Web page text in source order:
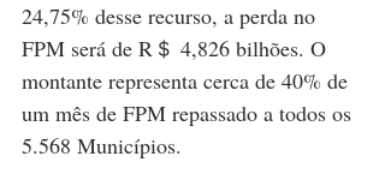
24,75% desse recurso, a perda no
FPM será de R＄ 4,826 bilhões. O
montante representa cerca de 40% de
um mês de FPM repassado a todos os
5.568 Municípios.